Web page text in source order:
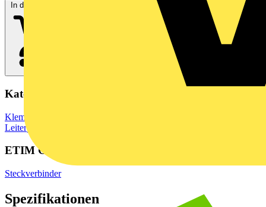
In den Warenkorb
Kategorien
Klemmen, Steckverbinder & Verbindungselemente
Leiterplattensteckverbinder
ETIM Group
Steckverbinder
Spezifikationen